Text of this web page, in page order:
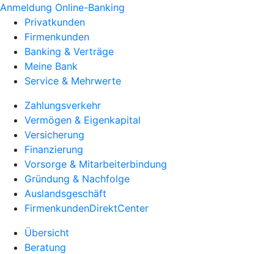
Anmeldung Online-Banking
Privatkunden
Firmenkunden
Banking & Verträge
Meine Bank
Service & Mehrwerte
Zahlungsverkehr
Vermögen & Eigenkapital
Versicherung
Finanzierung
Vorsorge & Mitarbeiterbindung
Gründung & Nachfolge
Auslandsgeschäft
FirmenkundenDirektCenter
Übersicht
Beratung